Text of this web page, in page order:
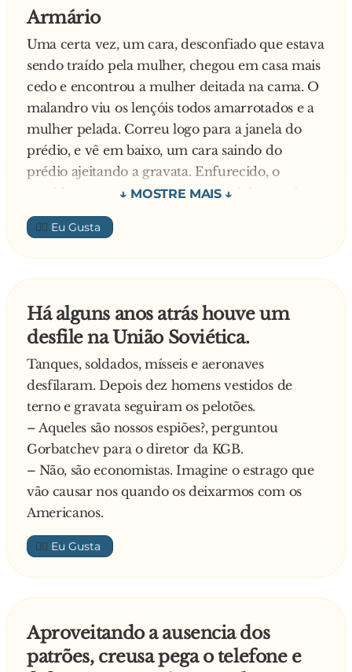
Armário
Uma certa vez, um cara, desconfiado que estava
sendo traído pela mulher, chegou em casa mais
cedo e encontrou a mulher deitada na cama. O
malandro viu os lençóis todos amarrotados e a
mulher pelada. Correu logo para a janela do
prédio, e vê em baixo, um cara saindo do
prédio ajeitando a gravata. Enfurecido, o
marido nem pensou, jogou o armário em cima
do coitado. Dias depois ele ficou sabendo que o
homem era inocente. Entrou em desespero e se
matou.
La na porta do céu, o anjo encarregado do
— Meu filho, o que houve com você, que lhe
trouxe aqui?
— Olha, seu anjo, eu não sei não. Eu estava
apenas saindo atrasado de casa para o trabalho,
mas estava tão atrasado que não deu tempo
nem de me arrumar direito e quando saia do
prédio em direção ao ponto de ônibus, ainda
ajeitando a gravata, caiu um guarda roupas na
minha cabeça e eu vim parar aqui.
O anjo, nem pensou e disse :
— Pode entrar meu filho!
Daqui a pouco chega outro cara, e o anjo
pergunta:
— E então, meu filho, o que você fez pra parar
O cara respondeu :
— Poxa, seu anjo, achei que estava sendo traído
👍🏼
Há alguns anos atrás houve um
desfile na União Soviética.
Tanques, soldados, mísseis e aeronaves
desfilaram. Depois dez homens vestidos de
terno e gravata seguiram os pelotões.
– Aqueles são nossos espiões?, perguntou
Gorbatchev para o diretor da KGB.
– Não, são economistas. Imagine o estrago que
vão causar nos quando os deixarmos com os
Americanos.
👍🏼
Aproveitando a ausencia dos
patrões, creusa pega o telefone e